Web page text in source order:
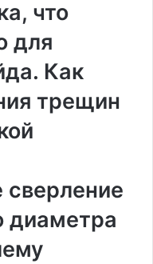
что
для
Как
трещин
сверление
диаметра